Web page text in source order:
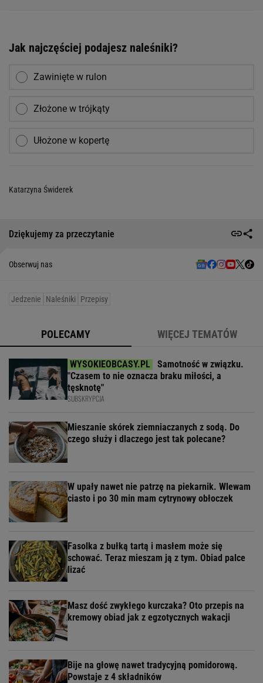
Jak najczęściej podajesz naleśniki?
Zawinięte w rulon
Złożone w trójkąty
Ułożone w kopertę
Katarzyna Świderek
Dziękujemy za przeczytanie
Obserwuj nas
Jedzenie Naleśniki Przepisy
POLECAMY WIĘCEJ TEMATÓW
Samotność w związku.
"Czasem to nie oznacza braku miłości, a
tęsknotę"
SUBSKRYPCJA
Mieszanie skórek ziemniaczanych z sodą. Do
czego służy i dlaczego jest tak polecane?
W upały nawet nie patrzę na piekarnik. Wlewam
ciasto i po 30 min mam cytrynowy obłoczek
Fasolka z bułką tartą i masłem może się
schować. Teraz mieszam ją z tym. Obiad palce
lizać
Masz dość zwykłego kurczaka? Oto przepis na
kremowy obiad jak z egzotycznych wakacji
Bije na głowę nawet tradycyjną pomidorową.
Powstaje z 4 składników